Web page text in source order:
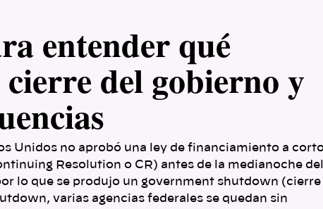
entender qué
del gobierno y
Unidos no aprobó una ley de financiamiento a
Resolution o CR) antes de la medianoche
lo que se produjo un government shutdown (cierre
varias agencias federales se quedan sin